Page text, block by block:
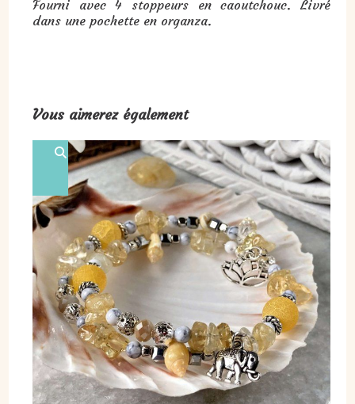
Fourni avec 4 stoppeurs en caoutchouc. Livré
dans une pochette en organza.
Vous aimerez également